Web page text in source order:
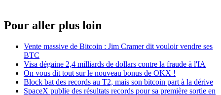
Pour aller plus loin
Vente massive de Bitcoin : Jim Cramer dit vouloir vendre ses
BTC
Visa dégaine 2,4 milliards de dollars contre la fraude à l'IA
On vous dit tout sur le nouveau bonus de OKX !
Block bat des records au T2, mais son bitcoin part à la dérive
SpaceX publie des résultats records pour sa première sortie en